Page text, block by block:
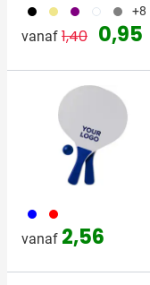
001 013 024 002 003 +8
vanaf Normale prijs
1,40 0,95
005 008
vanaf 2,56